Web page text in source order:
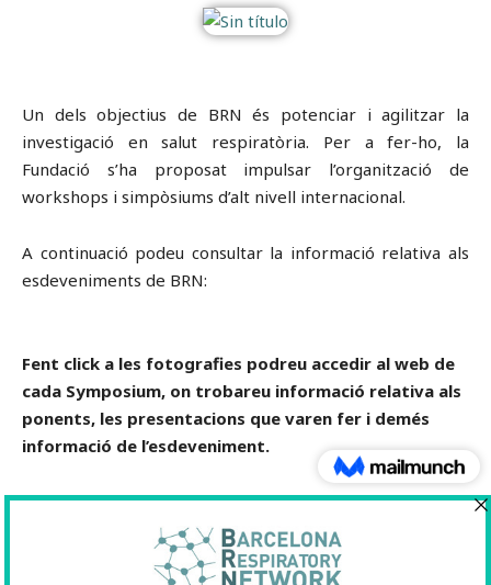
Un dels objectius de BRN és potenciar i agilitzar la
investigació en salut respiratòria. Per a fer-ho, la
Fundació s’ha proposat impulsar l’organització de
workshops i simpòsiums d’alt nivell internacional.
A continuació podeu consultar la informació relativa als
esdeveniments de BRN:
Fent click a les fotografies podreu accedir al web de
cada Symposium, on trobareu informació relativa als
ponents, les presentacions que varen fer i demés
informació de l’esdeveniment.